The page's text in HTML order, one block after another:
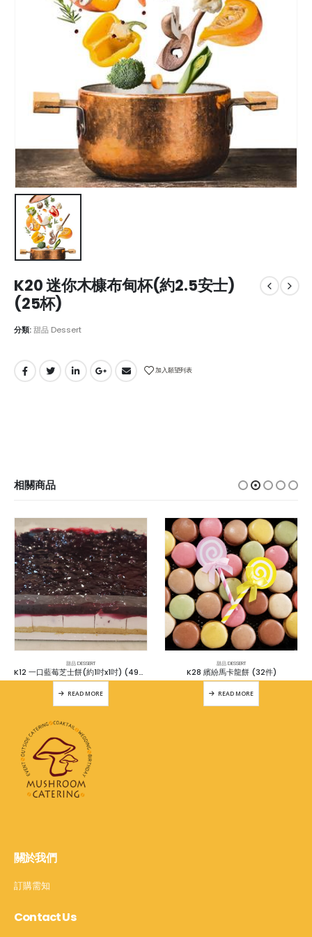
K20 迷你木槺布甸杯(約2.5安士)
(25杯)
分類:甜品 Dessert
加入願望列表
相關商品
甜品 DESSERT
K12 一口藍莓芝士餅(約1吋x1吋) (49件)
READ MORE
甜品 DESSERT
K28 繽紛馬卡龍餅 (32件)
READ MORE
關於我們
訂購需知
Contact Us